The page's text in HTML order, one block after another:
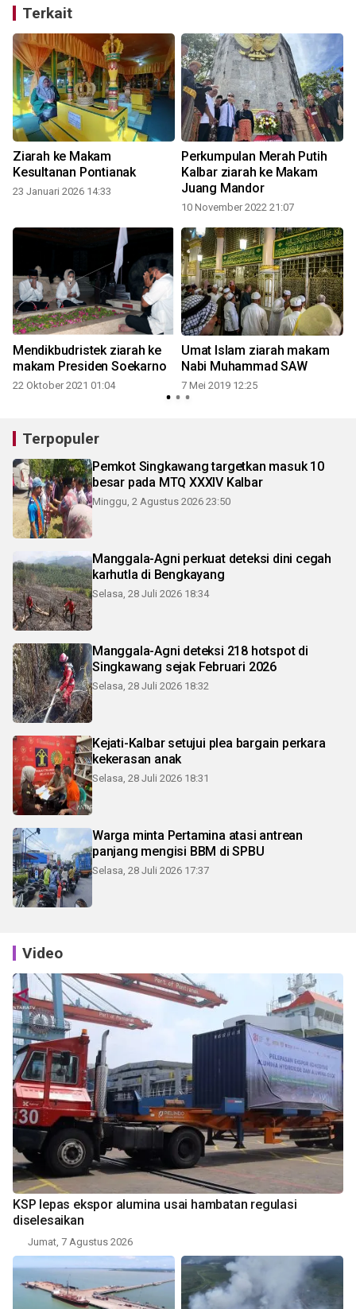
Terkait
Ziarah ke Makam
Kesultanan Pontianak
23 Januari 2026 14:33
Perkumpulan Merah Putih
Kalbar ziarah ke Makam
Juang Mandor
10 November 2022 21:07
Mendikbudristek ziarah ke
makam Presiden Soekarno
22 Oktober 2021 01:04
Umat Islam ziarah makam
Nabi Muhammad SAW
7 Mei 2019 12:25
Terpopuler
Pemkot Singkawang targetkan masuk 10
besar pada MTQ XXXIV Kalbar
Minggu, 2 Agustus 2026 23:50
Manggala-Agni perkuat deteksi dini cegah
karhutla di Bengkayang
Selasa, 28 Juli 2026 18:34
Manggala-Agni deteksi 218 hotspot di
Singkawang sejak Februari 2026
Selasa, 28 Juli 2026 18:32
Kejati-Kalbar setujui plea bargain perkara
kekerasan anak
Selasa, 28 Juli 2026 18:31
Warga minta Pertamina atasi antrean
panjang mengisi BBM di SPBU
Selasa, 28 Juli 2026 17:37
Video
KSP lepas ekspor alumina usai hambatan regulasi
diselesaikan
Jumat, 7 Agustus 2026